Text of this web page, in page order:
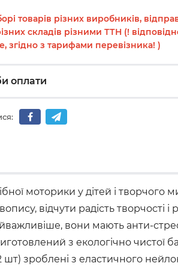
товарів різних виробників,
складів різними ТТН (!
згідно з тарифами перевізника! )
оплати
моторики у дітей і творчого
відчути радість творчості і
вони мають анти-
з екологічно чистої
зроблені з еластичного